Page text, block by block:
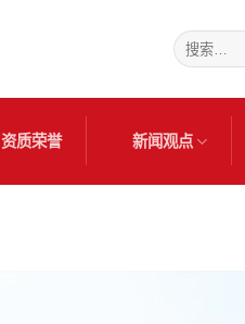
搜
索：
资质荣誉 新闻观点